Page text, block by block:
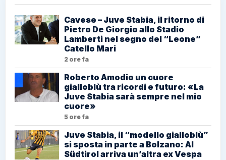
Cavese – Juve Stabia, il ritorno di
Pietro De Giorgio allo Stadio
Lamberti nel segno del “Leone”
Catello Mari
2 ore fa
Roberto Amodio un cuore
gialloblù tra ricordi e futuro: «La
Juve Stabia sarà sempre nel mio
cuore»
5 ore fa
Juve Stabia, il “modello gialloblù”
si sposta in parte a Bolzano: Al
Südtirol arriva un’altra ex Vespa